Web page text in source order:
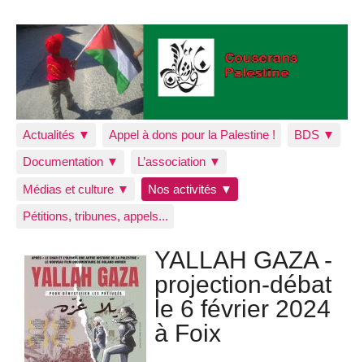
Actualités ▼ Appel à dons pour la Palestine !
BDS ▼
Documentation ▼
L’association ▼
Médias et culture ▼
Nos activités ▼
Pétitions, tribunes, appels...
YALLAH GAZA -
projection-débat
le 6 février 2024
à Foix